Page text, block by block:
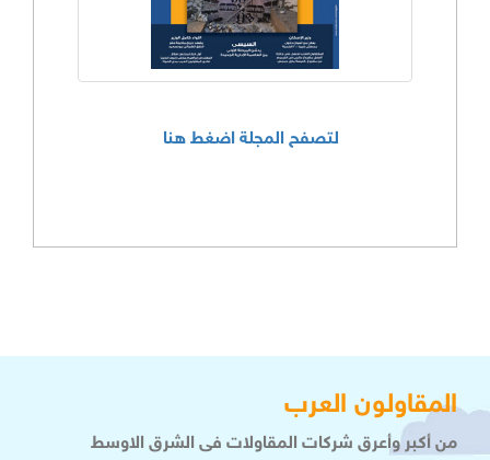
لتصفح المجلة اضغط هنا
المقاولون العرب
من أكبر وأعرق شركات المقاولات فى الشرق الاوسط